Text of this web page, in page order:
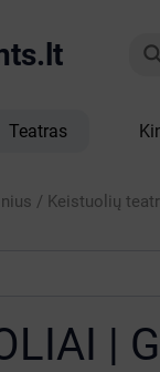
Teatras
/ Keistuolių
|